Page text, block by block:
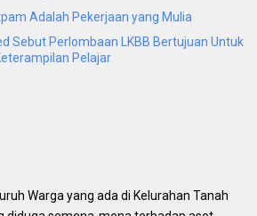
Adalah Pekerjaan yang Mulia
Sebut Perlombaan LKBB Bertujuan Untuk
Pelajar
Warga yang ada di Kelurahan Tanah